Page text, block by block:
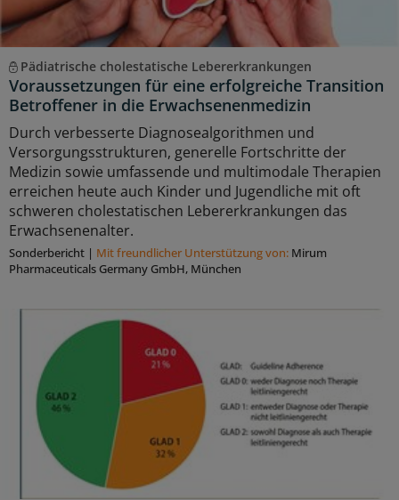
Pädiatrische cholestatische Lebererkrankungen
Voraussetzungen für eine erfolgreiche Transition
Betroffener in die Erwachsenenmedizin
Durch verbesserte Diagnosealgorithmen und
Versorgungsstrukturen, generelle Fortschritte der
Medizin sowie umfassende und multimodale Therapien
erreichen heute auch Kinder und Jugendliche mit oft
schweren cholestatischen Lebererkrankungen das
Erwachsenenalter.
Sonderbericht | Mit freundlicher Unterstützung von: Mirum
Pharmaceuticals Germany GmbH, München